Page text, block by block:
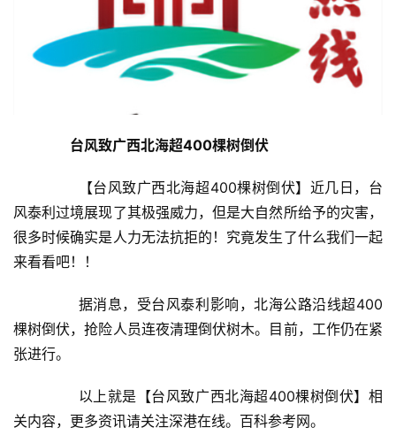
台风致广西北海超400棵树倒伏
风泰利过境展现了其极强威力，但是大自然所给予的灾害，
很多时候确实是人力无法抗拒的！究竟发生了什么我们一起
来看看吧！！
棵树倒伏，抢险人员连夜清理倒伏树木。目前，工作仍在紧
张进行。
关内容，更多资讯请关注深港在线。百科参考网。